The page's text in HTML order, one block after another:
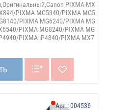
PIXMA MX
PIXMA MG5340/PIXMA MG5
PIXMA MG6240/PIXMA MG
PIXMA MG8240/PIXMA MG
PIXMA iP4840/PIXMA MX7
Арт.:004536